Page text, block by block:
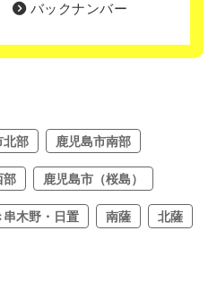
バックナンバー
北部 鹿児島市南部
部 鹿児島市（桜島）
串木野・日置 南薩 北薩